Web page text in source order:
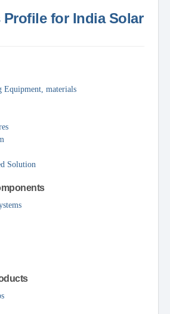
for India Solar
Equipment, materials
Solution